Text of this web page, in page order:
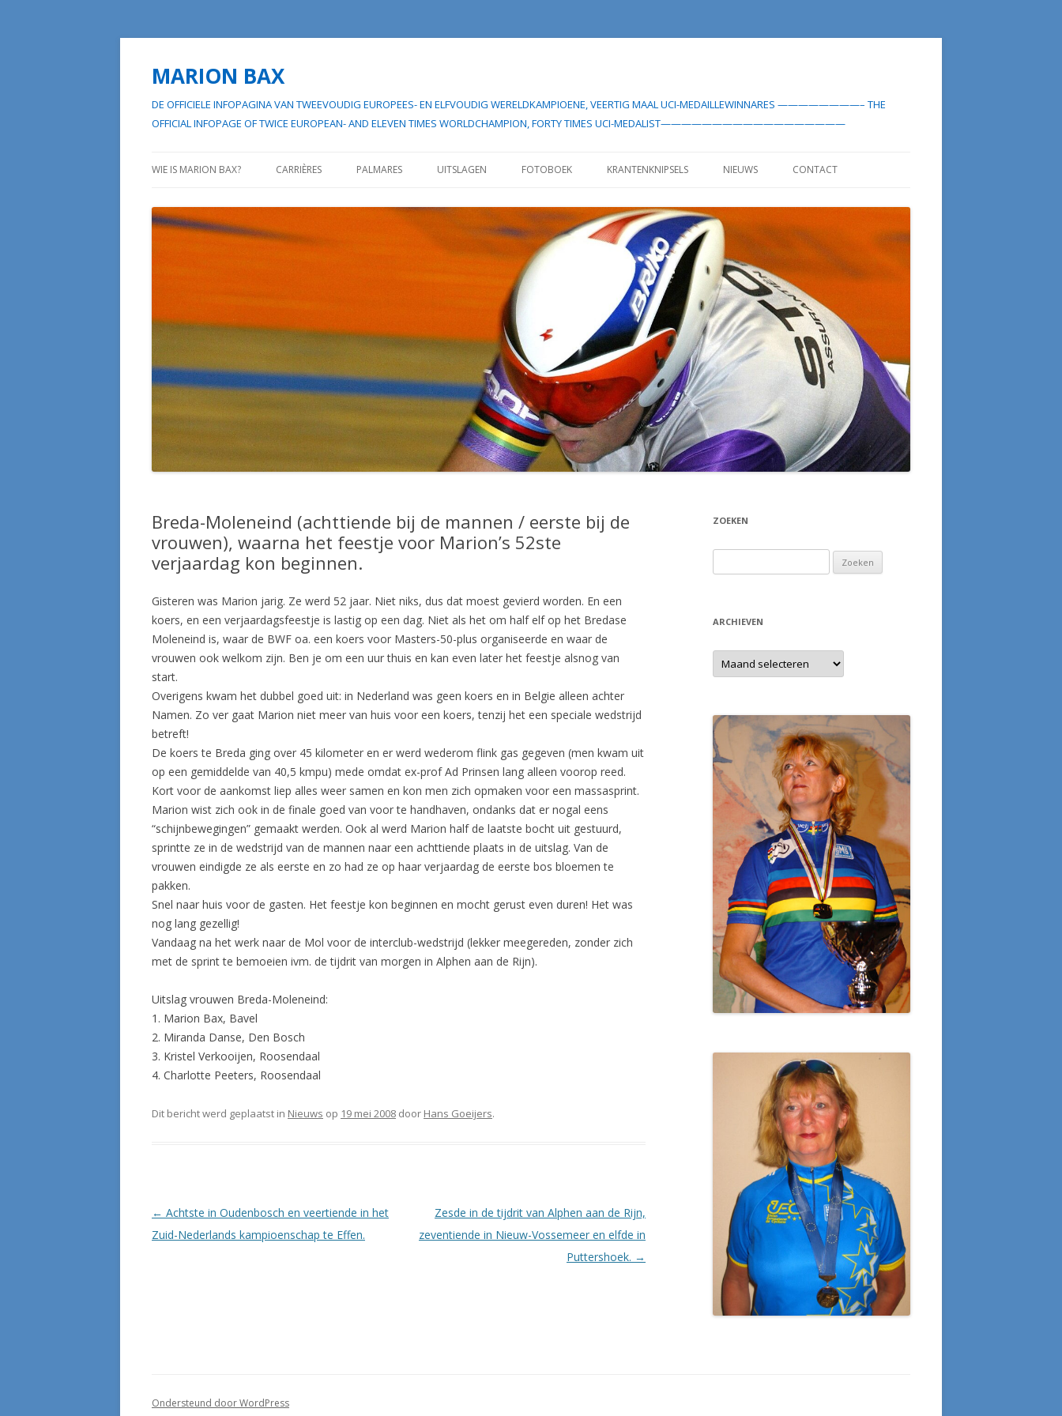
MARION BAX
DE OFFICIELE INFOPAGINA VAN TWEEVOUDIG EUROPEES- EN ELFVOUDIG WERELDKAMPIOENE, VEERTIG MAAL UCI-MEDAILLEWINNARES ————————– THE
OFFICIAL INFOPAGE OF TWICE EUROPEAN- AND ELEVEN TIMES WORLDCHAMPION, FORTY TIMES UCI-MEDALIST——————————————————
naar
WIE IS MARION BAX? CARRIÈRES
HAAR “TWEEDE WIELERCARRIÈRE”
PALMARES UITSLAGEN
UITSLAGEN VOOR 1985
UITSLAGEN SEIZOEN 1998
UITSLAGEN SEIZOEN 1999
UITSLAGEN SEIZOEN 2000
UITSLAGEN SEIZOEN 2001
UITSLAGEN SEIZOEN 2002
UITSLAGEN SEIZOEN 2003
UITSLAGEN SEIZOEN 2004
UITSLAGEN SEIZOEN 2006
UITSLAGEN SEIZOEN 2009
UITSLAGEN SEIZOEN 2010
UITSLAGEN SEIZOEN 2011
UITSLAGEN SEIZOEN 2012
FOTOBOEK KRANTENKNIPSELS NIEUWS CONTACT
Breda-Moleneind (achttiende bij de mannen / eerste bij de
vrouwen), waarna het feestje voor Marion’s 52ste
verjaardag kon beginnen.
Gisteren was Marion jarig. Ze werd 52 jaar. Niet niks, dus dat moest gevierd worden. En een
koers, en een verjaardagsfeestje is lastig op een dag. Niet als het om half elf op het Bredase
Moleneind is, waar de BWF oa. een koers voor Masters-50-plus organiseerde en waar de
vrouwen ook welkom zijn. Ben je om een uur thuis en kan even later het feestje alsnog van
start.
Overigens kwam het dubbel goed uit: in Nederland was geen koers en in Belgie alleen achter
Namen. Zo ver gaat Marion niet meer van huis voor een koers, tenzij het een speciale wedstrijd
betreft!
De koers te Breda ging over 45 kilometer en er werd wederom flink gas gegeven (men kwam uit
op een gemiddelde van 40,5 kmpu) mede omdat ex-prof Ad Prinsen lang alleen voorop reed.
Kort voor de aankomst liep alles weer samen en kon men zich opmaken voor een massasprint.
Marion wist zich ook in de finale goed van voor te handhaven, ondanks dat er nogal eens
“schijnbewegingen” gemaakt werden. Ook al werd Marion half de laatste bocht uit gestuurd,
sprintte ze in de wedstrijd van de mannen naar een achttiende plaats in de uitslag. Van de
vrouwen eindigde ze als eerste en zo had ze op haar verjaardag de eerste bos bloemen te
pakken.
Snel naar huis voor de gasten. Het feestje kon beginnen en mocht gerust even duren! Het was
nog lang gezellig!
Vandaag na het werk naar de Mol voor de interclub-wedstrijd (lekker meegereden, zonder zich
met de sprint te bemoeien ivm. de tijdrit van morgen in Alphen aan de Rijn).
Uitslag vrouwen Breda-Moleneind:
1. Marion Bax, Bavel
2. Miranda Danse, Den Bosch
3. Kristel Verkooijen, Roosendaal
4. Charlotte Peeters, Roosendaal
Dit bericht werd geplaatst in Nieuws op 19 mei 2008 door Hans Goeijers.
Berichtnavigatie
← Achtste in Oudenbosch en veertiende in het
Zuid-Nederlands kampioenschap te Effen.
Zesde in de tijdrit van Alphen aan de Rijn,
zeventiende in Nieuw-Vossemeer en elfde in
Puttershoek. →
ZOEKEN
naar:
ARCHIEVEN
Archieven
Ondersteund door WordPress